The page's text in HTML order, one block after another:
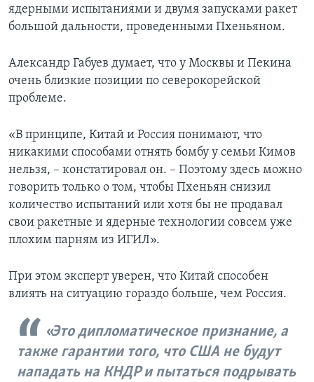
ядерными испытаниями и двумя запусками ракет
большой дальности, проведенными Пхеньяном.
Александр Габуев думает, что у Москвы и Пекина
очень близкие позиции по северокорейской
проблеме.
«В принципе, Китай и Россия понимают, что
никакими способами отнять бомбу у семьи Кимов
нельзя, – констатировал он. – Поэтому здесь можно
говорить только о том, чтобы Пхеньян снизил
количество испытаний или хотя бы не продавал
свои ракетные и ядерные технологии совсем уже
плохим парням из ИГИЛ».
При этом эксперт уверен, что Китай способен
влиять на ситуацию гораздо больше, чем Россия.
Это дипломатическое признание, а
также гарантии того, что США не будут
нападать на КНДР и пытаться подрывать